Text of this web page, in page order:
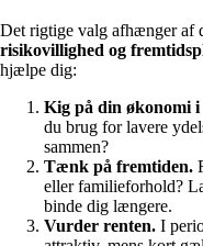
Det rigtige valg afhænger af
risikovillighed og
hjælpe dig:
Kig på din økonomi i
du brug for lavere
sammen?
Tænk på fremtiden.
eller familieforhold?
binde dig længere.
Vurder renten. I